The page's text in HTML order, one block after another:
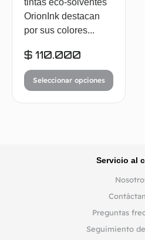
tintas eco-solventes
OrionInk destacan
por sus colores...
$ 110.000
Seleccionar opciones
Servicio al
Preguntas
Seguimiento